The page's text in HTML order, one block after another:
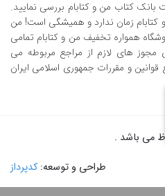
کتاب من و کتابام بررسی نمایید.
زمان ندارد و همیشگی است! من
همواره تخفیف من و کتابام تمامی
های لازم از مراجع مربوطه می
و مقررات جمهوری اسلامی ایران
می باشد .
طراحی و توسعه:کدپرداز